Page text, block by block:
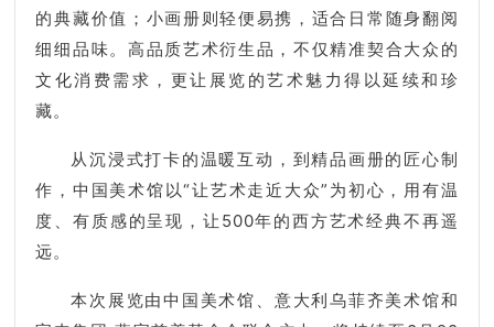
的典藏价值；小画册则轻便易携，适合日常随身翻阅
细细品味。高品质艺术衍生品，不仅精准契合大众的
文化消费需求，更让展览的艺术魅力得以延续和珍
藏。
从沉浸式打卡的温暖互动，到精品画册的匠心制
作，中国美术馆以“让艺术走近大众”为初心，用有温
度、有质感的呈现，让500年的西方艺术经典不再遥
远。
本次展览由中国美术馆、意大利乌菲齐美术馆和